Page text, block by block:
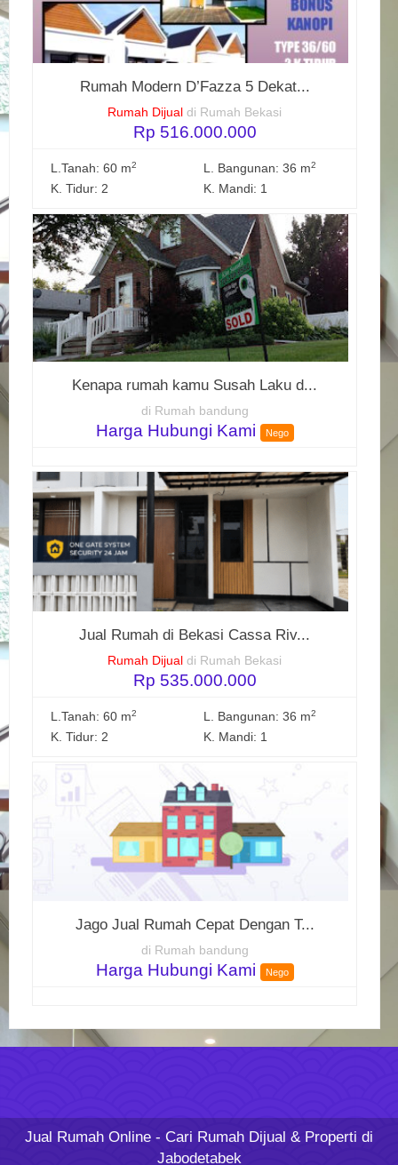
Rumah Modern D’Fazza 5 Dekat...
Rumah Dijual di Rumah Bekasi
Rp 516.000.000
L.Tanah: 60 m2 L. Bangunan: 36 m2
K. Tidur: 2 K. Mandi: 1
Kenapa rumah kamu Susah Laku d...
di Rumah bandung
Harga Hubungi Kami Nego
Jual Rumah di Bekasi Cassa Riv...
Rumah Dijual di Rumah Bekasi
Rp 535.000.000
L.Tanah: 60 m2 L. Bangunan: 36 m2
K. Tidur: 2 K. Mandi: 1
Jago Jual Rumah Cepat Dengan T...
di Rumah bandung
Harga Hubungi Kami Nego
Jual Rumah Online - Cari Rumah Dijual & Properti di
Jabodetabek